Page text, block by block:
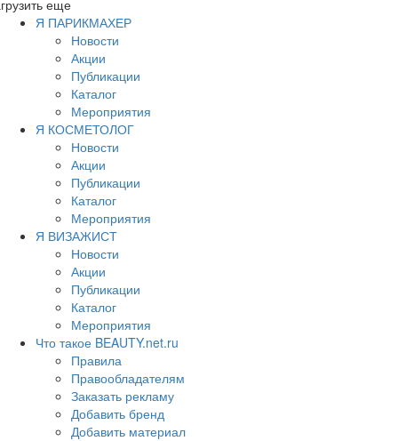
еще
Я ПАРИКМАХЕР
Новости
Акции
Публикации
Каталог
Мероприятия
Я КОСМЕТОЛОГ
Новости
Акции
Публикации
Каталог
Мероприятия
Я ВИЗАЖИСТ
Новости
Акции
Публикации
Каталог
Мероприятия
Что такое BEAUTY.net.ru
Правила
Правообладателям
Заказать рекламу
Добавить бренд
Добавить материал